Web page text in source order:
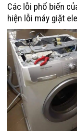
Các lỗi phổ biến
hiện lỗi máy giặt